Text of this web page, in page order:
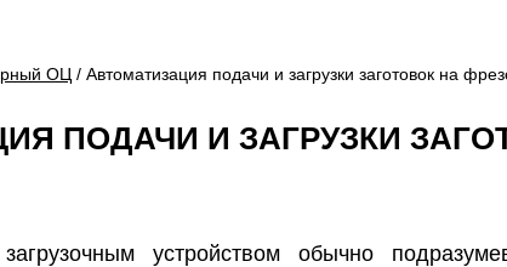
ОЦ / Автоматизация подачи и загрузки заготовок на
ПОДАЧИ И ЗАГРУЗКИ
устройством обычно